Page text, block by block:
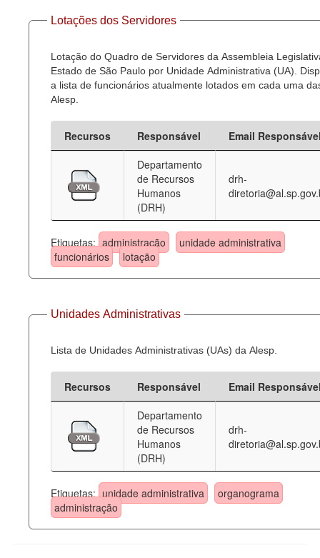
Lotações dos Servidores
Lotação do Quadro de Servidores da Assembleia
Estado de São Paulo por Unidade Administrativa (UA).
a lista de funcionários atualmente lotados em cada uma
Alesp.
Recursos Responsável
Email
Departamento
de Recursos
Humanos
(DRH)
drh-
Etiquetas: administração
unidade administrativa
funcionários
lotação
Unidades Administrativas
Lista de Unidades Administrativas (UAs) da Alesp.
Recursos Responsável
Email
Departamento
de Recursos
Humanos
(DRH)
drh-
Etiquetas: unidade administrativa
organograma
administração